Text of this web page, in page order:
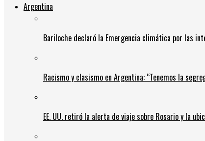
Argentina
Bariloche declaró la Emergencia climática por las
Racismo y clasismo en Argentina: “Tenemos la
EE. UU. retiró la alerta de viaje sobre Rosario y la